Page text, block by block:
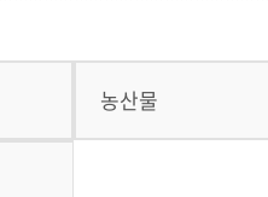
농산물